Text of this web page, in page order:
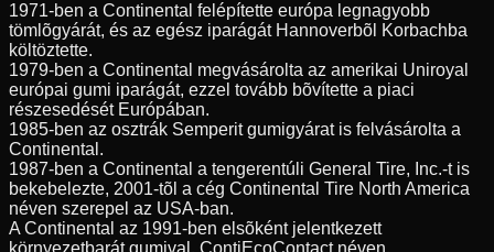
1971-ben a Continental felépítette európa legnagyobb
tömlõgyárát, és az egész iparágát Hannoverbõl Korbachba
költöztette.
1979-ben a Continental megvásárolta az amerikai Uniroyal
európai gumi iparágát, ezzel tovább bõvítette a piaci
részesedését Európában.
1985-ben az osztrák Semperit gumigyárat is felvásárolta a
Continental.
1987-ben a Continental a tengerentúli General Tire, Inc.-t is
bekebelezte, 2001-tõl a cég Continental Tire North America
néven szerepel az USA-ban.
A Continental az 1991-ben elsõként jelentkezett